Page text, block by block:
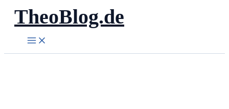
Zum
Inhalt
springen
TheoBlog.de